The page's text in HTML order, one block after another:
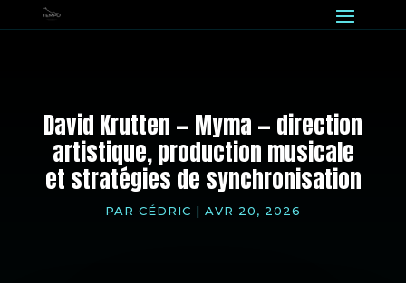
David Krutten — Myma — direction
artistique, production musicale
et stratégies de synchronisation
PAR CÉDRIC | AVR 20, 2026